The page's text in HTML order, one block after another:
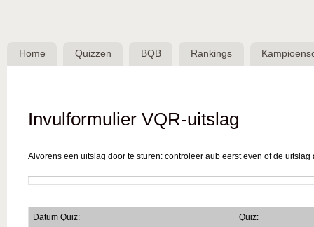
Belgische
QuizBond
Home Quizzen BQB Rankings
Invulformulier VQR-uitslag
Alvorens een uitslag door te sturen: controleer aub eerst even of de
Datum Quiz: Quiz: